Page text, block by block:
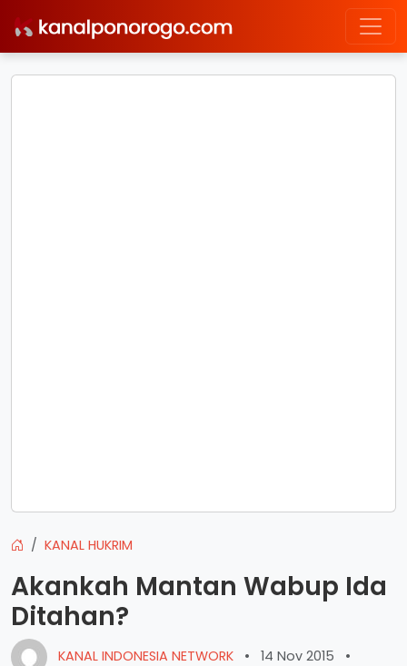
KANAL HUKRIM
Akankah Mantan Wabup Ida
Ditahan?
KANAL INDONESIA NETWORK • 14 Nov 2015
•